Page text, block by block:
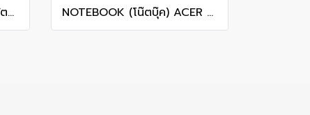
[ผ่อน 0%] NOTEBOOK (โน้ตบุ๊ก) MSI CROSSHAIR 16 HX AI D2XWFKG-026TH 16" QHD+ 240Hz/CORE ULTRA 9 275HX/RAM 16GB/SSD 1B/RTX 5060/WINDOWS /11+OFFICE รับประกันศูนย์ไทย 2ปี NOTEBOOK (โน๊ตบุ๊ค) ACER NITRO V 16 ANV16-I31-73Z0 16-inch WUXGA/CORE 7 240H/16GB/SSD 1TB/RTX 5060/WINDOWS 11 รับประกันซ่อมฟรีถึงบ้าน 3ปี